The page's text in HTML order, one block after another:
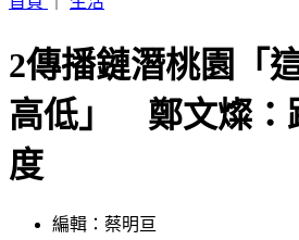
2傳播鏈潛桃園「
高低」 鄭文燦：
度
編輯：蔡明亘